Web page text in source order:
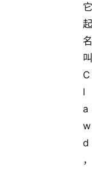
它
起
名
叫
C
l
a
w
d
，